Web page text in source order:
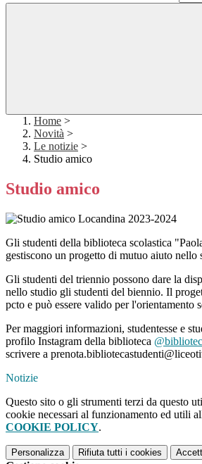
Home >
Novità >
Le notizie >
Studio amico
Studio amico
Gli studenti della biblioteca scolastica
gestiscono un progetto di mutuo aiuto nello
Gli studenti del triennio possono dare la
nello studio gli studenti del biennio. Il
pcto e può essere valido per l'orientamento
Per maggiori informazioni, studentesse e
profilo Instagram della biblioteca
scrivere a
Notizie
Questo sito o gli strumenti terzi da questo
cookie necessari al funzionamento ed utili
COOKIE POLICY.
Personalizza Rifiuta tutti i cookies